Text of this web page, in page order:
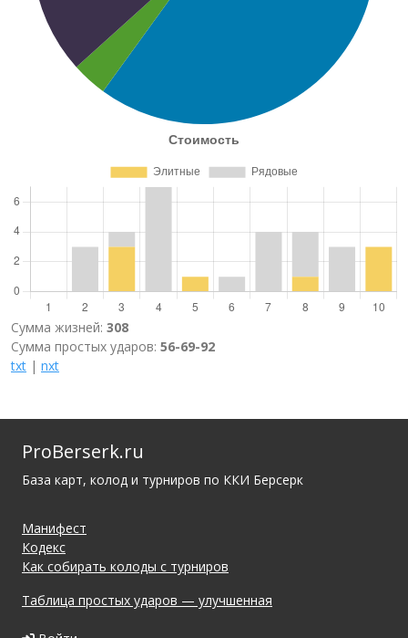
Сумма жизней: 308
Сумма простых ударов: 56-69-92
txt | nxt
ProBerserk.ru
База карт, колод и турниров по ККИ Берсерк
Манифест
Кодекс
Как собирать колоды с турниров
Таблица простых ударов — улучшенная